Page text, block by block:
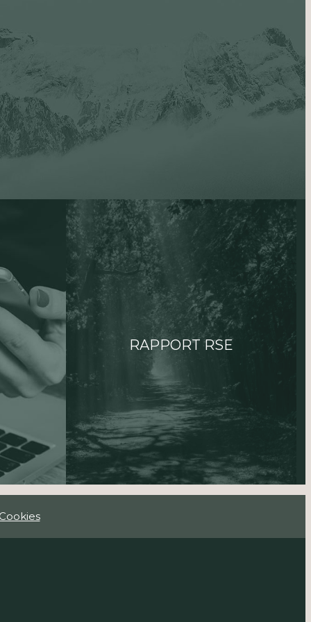
RAPPORT RSE
Cookies